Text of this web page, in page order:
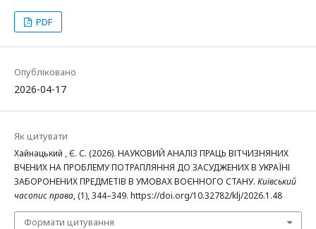
PDF
Опубліковано
2026-04-17
Як цитувати
Хайнацький , Є. С. (2026). НАУКОВИЙ АНАЛІЗ ПРАЦЬ ВІТЧИЗНЯНИХ
ВЧЕНИХ НА ПРОБЛЕМУ ПОТРАПЛЯННЯ ДО ЗАСУДЖЕНИХ В УКРАЇНІ
ЗАБОРОНЕНИХ ПРЕДМЕТІВ В УМОВАХ ВОЄННОГО СТАНУ. Київський
часопис права, (1), 344–349. https://doi.org/10.32782/klj/2026.1.48
Формати цитування